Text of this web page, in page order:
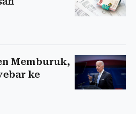
Memburuk,
ke